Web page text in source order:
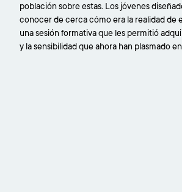
población sobre estas. Los jóvenes
conocer de cerca cómo era la realidad de
una sesión formativa que les permitió
y la sensibilidad que ahora han plasmado